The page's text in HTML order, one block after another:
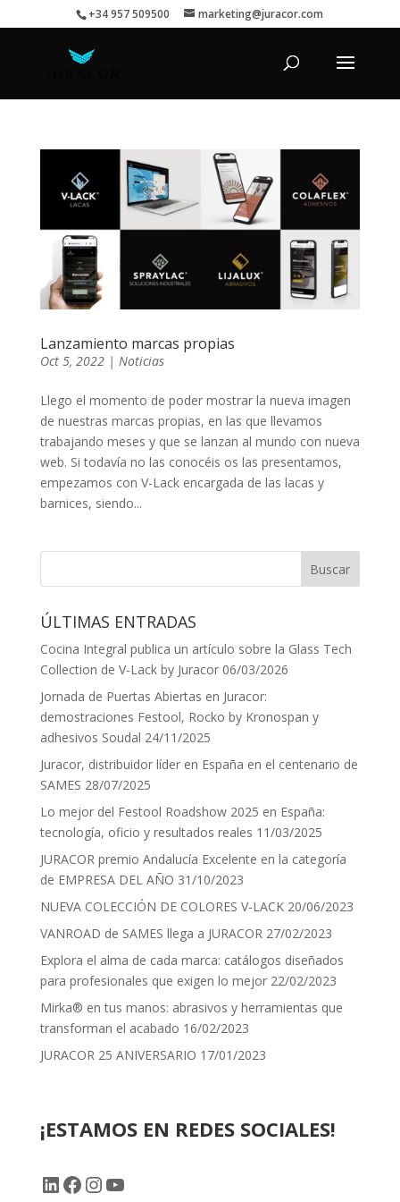
+34 957 509500 marketing@juracor.com
Lanzamiento marcas propias
Oct 5, 2022| Noticias
Llego el momento de poder mostrar la nueva imagen
de nuestras marcas propias, en las que llevamos
trabajando meses y que se lanzan al mundo con nueva
web. Si todavía no las conocéis os las presentamos,
empezamos con V-Lack encargada de las lacas y
barnices, siendo...
ÚLTIMAS ENTRADAS
Cocina Integral publica un artículo sobre la Glass Tech
Collection de V-Lack by Juracor 06/03/2026
Jornada de Puertas Abiertas en Juracor:
demostraciones Festool, Rocko by Kronospan y
adhesivos Soudal 24/11/2025
Juracor, distribuidor líder en España en el centenario de
SAMES 28/07/2025
Lo mejor del Festool Roadshow 2025 en España:
tecnología, oficio y resultados reales 11/03/2025
JURACOR premio Andalucía Excelente en la categoría
de EMPRESA DEL AÑO 31/10/2023
NUEVA COLECCIÓN DE COLORES V-LACK 20/06/2023
VANROAD de SAMES llega a JURACOR 27/02/2023
Explora el alma de cada marca: catálogos diseñados
para profesionales que exigen lo mejor 22/02/2023
Mirka® en tus manos: abrasivos y herramientas que
transforman el acabado 16/02/2023
JURACOR 25 ANIVERSARIO 17/01/2023
¡ESTAMOS EN REDES SOCIALES!
LinkedIn
Facebook
Instagram
YouTube